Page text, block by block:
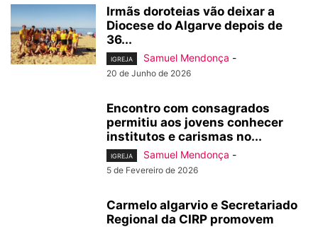
Irmãs doroteias vão deixar a
Diocese do Algarve depois de
36...
IGREJA Samuel Mendonça -
20 de Junho de 2026
Encontro com consagrados
permitiu aos jovens conhecer
institutos e carismas no...
IGREJA Samuel Mendonça -
5 de Fevereiro de 2026
Carmelo algarvio e Secretariado
Regional da CIRP promovem